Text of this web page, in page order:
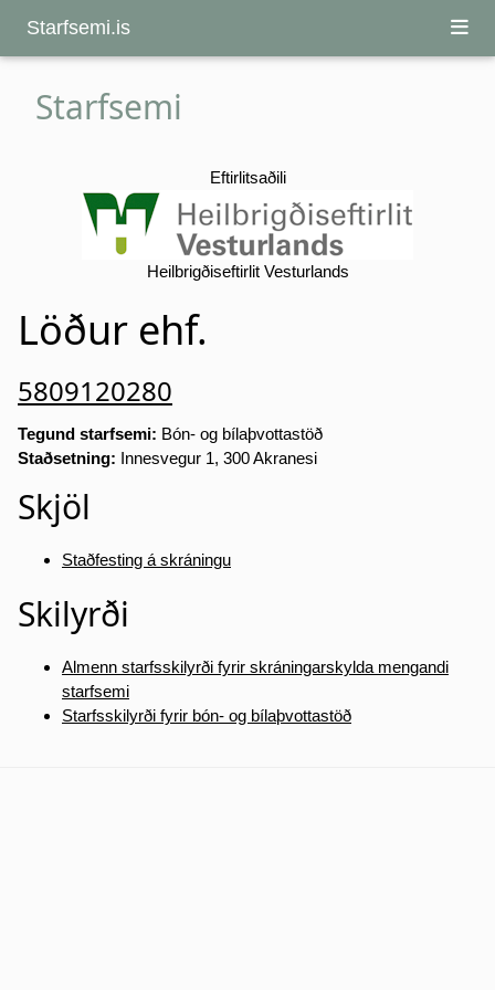
Starfsemi.is
Starfsemi
Eftirlitsaðili
Heilbrigðiseftirlit Vesturlands
Löður ehf.
5809120280
Tegund starfsemi: Bón- og bílaþvottastöð
Staðsetning: Innesvegur 1, 300 Akranesi
Skjöl
Staðfesting á skráningu
Skilyrði
Almenn starfsskilyrði fyrir skráningarskylda mengandi
starfsemi
Starfsskilyrði fyrir bón- og bílaþvottastöð